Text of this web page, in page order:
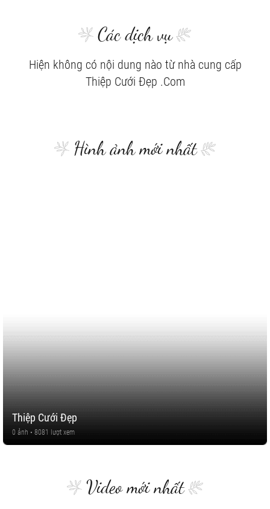
Các dịch vụ
Hiện không có nội dung nào từ nhà cung cấp
Thiệp Cưới Đẹp .Com
Hình ảnh mới nhất
Thiệp Cưới Đẹp
0 ảnh • 8081 lượt xem
Video mới nhất